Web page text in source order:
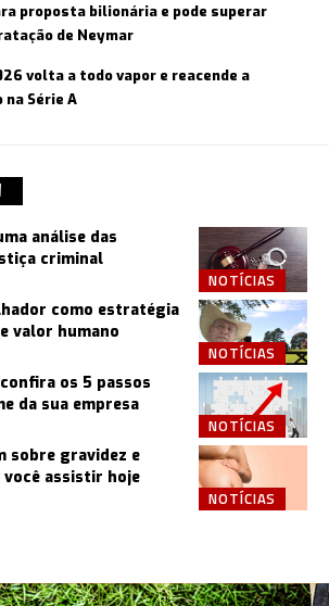
proposta bilionária e pode superar
de Neymar
volta a todo vapor e reacende a
Série A
NOTÍCIAS
análise das
criminal
NOTÍCIAS
como estratégia
valor humano
NOTÍCIAS
os 5 passos
da sua empresa
NOTÍCIAS
sobre gravidez e
assistir hoje